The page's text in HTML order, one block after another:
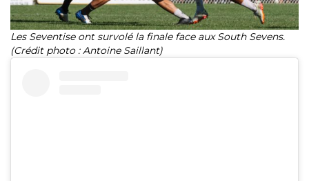
Les Seventise ont survolé la finale face aux South Sevens.
(Crédit photo : Antoine Saillant)